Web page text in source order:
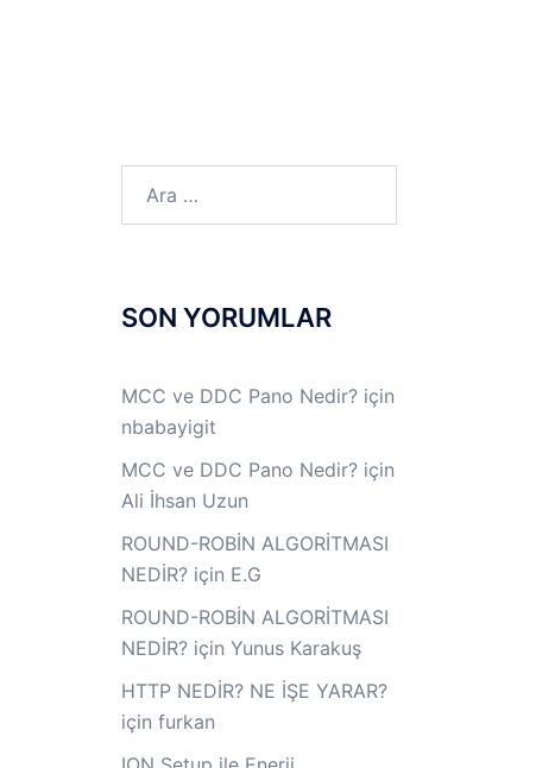
SON YORUMLAR
MCC ve DDC Pano Nedir?için
nbabayigit
MCC ve DDC Pano Nedir?için
Ali İhsan Uzun
ROUND-ROBİN ALGORİTMASI
NEDİR?için E.G
ROUND-ROBİN ALGORİTMASI
NEDİR?için Yunus Karakuş
HTTP NEDİR? NE İŞE YARAR?
için furkan